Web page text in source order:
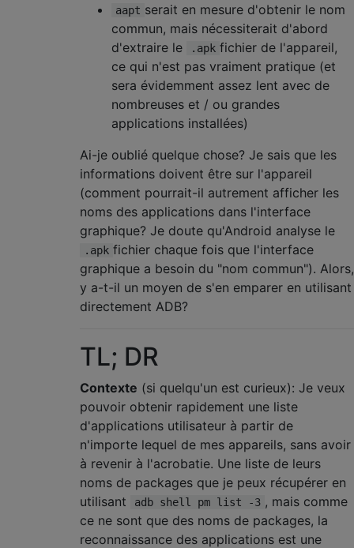
aapt serait en mesure d'obtenir le nom
commun, mais nécessiterait d'abord
d'extraire le
.apk fichier de l'appareil,
ce qui n'est pas vraiment pratique (et
sera évidemment assez lent avec de
nombreuses et / ou grandes
applications installées)
Ai-je oublié quelque chose? Je sais que les
informations doivent être sur l'appareil
(comment pourrait-il autrement afficher les
noms des applications dans l'interface
graphique? Je doute qu'Android analyse le
.apk fichier chaque fois que l'interface
graphique a besoin du "nom commun"). Alors,
y a-t-il un moyen de s'en emparer en utilisant
directement ADB?
TL; DR
Contexte (si quelqu'un est curieux): Je veux
pouvoir obtenir rapidement une liste
d'applications utilisateur à partir de
n'importe lequel de mes appareils, sans avoir
à revenir à l'acrobatie. Une liste de leurs
noms de packages que je peux récupérer en
utilisant
adb shell pm list -3 , mais comme
ce ne sont que des noms de packages, la
reconnaissance des applications est une